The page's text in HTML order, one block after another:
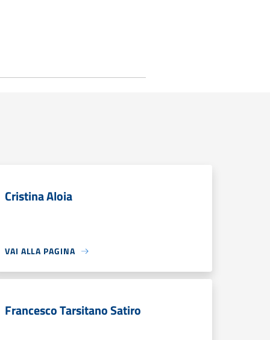
Cristina Aloia
VAI ALLA PAGINA
Francesco Tarsitano Satiro